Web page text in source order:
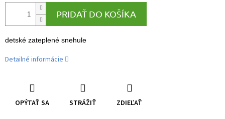
PRIDAŤ DO KOŠÍKA
detské zateplené snehule
Detailné informácie
OPÝTAŤ SA STRÁŽIŤ ZDIEĽAŤ